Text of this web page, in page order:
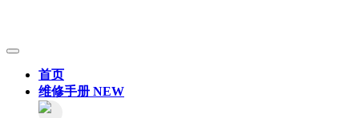
首页
维修手册 NEW